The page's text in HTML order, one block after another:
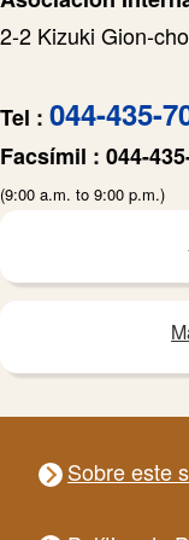
2-2 Kizuki Gion-
Tel : 044-435-
Facsímil : 044-
(9:00 a.m. to 9:00 p.m.)
Sobre este